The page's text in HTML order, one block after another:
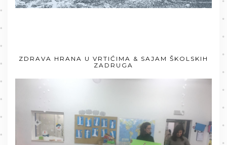
ZDRAVA HRANA U VRTIĆIMA & SAJAM ŠKOLSKIH
ZADRUGA